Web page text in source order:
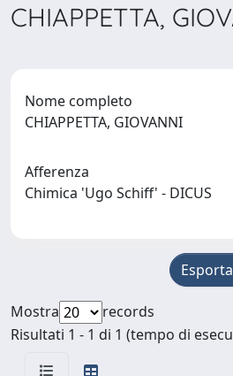
CHIAPPETTA,
Nome completo
CHIAPPETTA, GIOVANNI
Afferenza
Chimica 'Ugo Schiff' - DICUS
Mostra
records
Risultati 1 - 1 di 1 (tempo di